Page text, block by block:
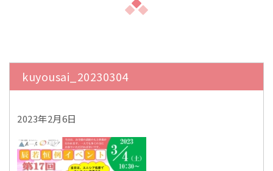
kuyousai_20230304
2023年2月6日